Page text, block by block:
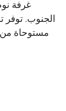
الجنوب. توفر
مستوحاة من